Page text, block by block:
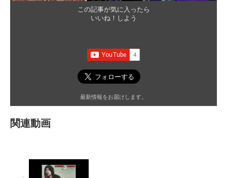
この記事が気に入ったら
いいね！しよう
最新情報をお届けします。
関連動画